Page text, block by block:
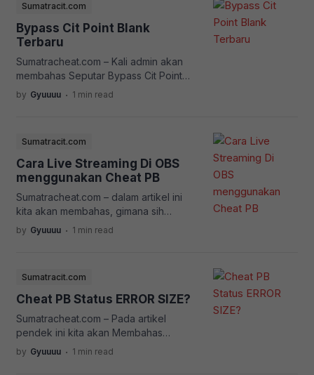
saja menggunakan Akun Utama! Karna
Safe! Yakin Mau Pakai Cheat Free?
Cobain Cheat VIP dulu Yuk Gratis 1 Jam!
Sumatracit.com
Bypass Cit Point Blank
Terbaru
Sumatracheat.com – Kali admin akan
membahas Seputar Bypass Cit Point
Blank, Karna ada yang Baru, Apa yang
baru ? ” Ketika anda berlangganan
Selama 40 Menit” Singkatnya kamu
diberikan waktu kebebasan selama 40
menit untuk bermain, jika durasi timer
sudah mau habis, […]
by Gyuuuu . 1 min read
Sumatracit.com
Cara Live Streaming Di OBS
menggunakan Cheat PB
Sumatracheat.com – dalam artikel ini
kita akan membahas, gimana sih
Caranya Supaya Live Streaming di
Youtube menggunakan OBS, Agar
Tanpa menggunakan Cheat Settingan
OBS
by Gyuuuu . 1 min read
Sumatracit.com
Cheat PB Status ERROR SIZE?
Sumatracheat.com – Pada artikel
pendek ini kita akan Membahas
mengatasi Cheat PB statusnya ERROR
SIZE Ada beberapa kemungkinan
by Gyuuuu . 1 min read